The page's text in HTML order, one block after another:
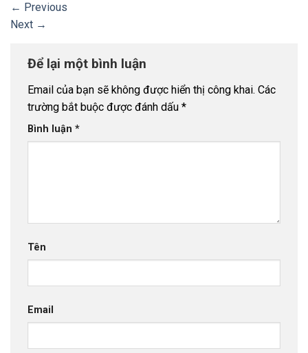
← Previous
Next →
Để lại một bình luận
Email của bạn sẽ không được hiển thị công khai. Các
trường bắt buộc được đánh dấu *
Bình luận *
Tên
Email